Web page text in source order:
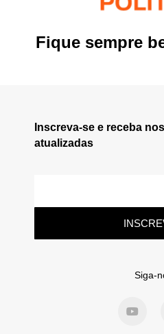
Fique sempre
Inscreva-se e receba
atualizadas
Siga-